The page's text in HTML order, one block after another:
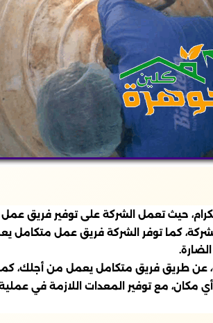
بالدمام متاح على مدار 24 ساعة للعملاء الكرام، حيث تعمل
كما توفر الشركة فريق عمل متكامل
عن طريق فريق متكامل يعمل من أجلك،
مع توفير المعدات اللازمة في